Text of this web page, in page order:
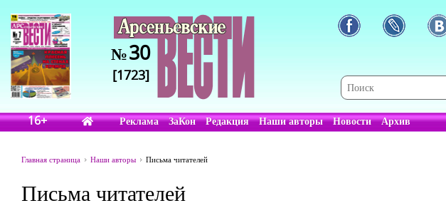
№30
[1723]
16+ Реклама ЗаКон Редакция Наши авторы Новости Архив
Главная страница Наши авторы Письма читателей
Письма читателей